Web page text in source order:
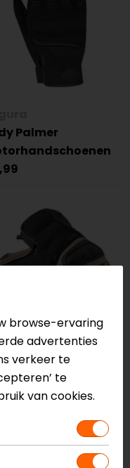
Palmer
4
browse-ervaring
advertenties
verkeer te
te
van cookies.